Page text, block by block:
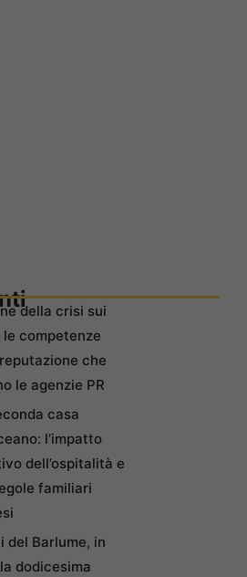
della crisi sui
le competenze
che
le agenzie PR
casa
l’impatto
dell’ospitalità e
familiari
del Barlume, in
dodicesima